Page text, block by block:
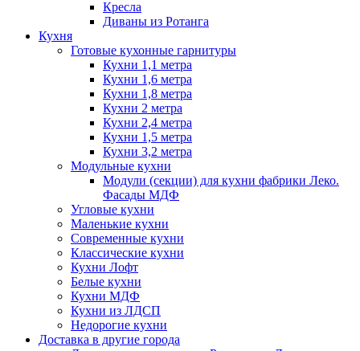
Кресла
Диваны из Ротанга
Кухня
Готовые кухонные гарнитуры
Кухни 1,1 метра
Кухни 1,6 метра
Кухни 1,8 метра
Кухни 2 метра
Кухни 2,4 метра
Кухни 1,5 метра
Кухни 3,2 метра
Модульные кухни
Модули (секции) для кухни фабрики Леко.
Фасады МДФ
Угловые кухни
Маленькие кухни
Современные кухни
Классические кухни
Кухни Лофт
Белые кухни
Кухни МДФ
Кухни из ЛДСП
Недорогие кухни
Доставка в другие города